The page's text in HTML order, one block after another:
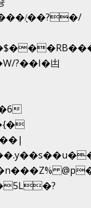
̨��?�/
?��I�凷